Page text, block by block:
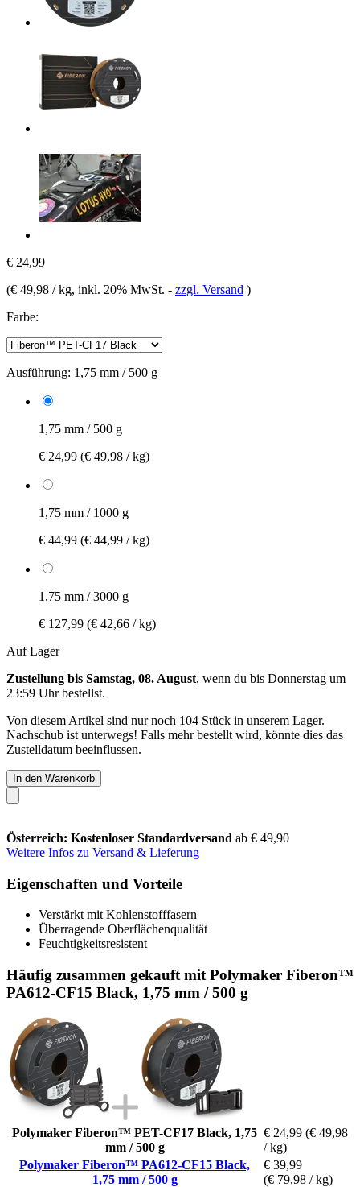
€ 24,99
(€ 49,98 / kg, inkl. 20% MwSt. - zzgl. Versand )
Farbe:
Ausführung: 1,75 mm / 500 g
1,75 mm / 500 g
€ 24,99 (€ 49,98 / kg)
1,75 mm / 1000 g
€ 44,99 (€ 44,99 / kg)
1,75 mm / 3000 g
€ 127,99 (€ 42,66 / kg)
Auf Lager
Zustellung bis Samstag, 08. August, wenn du bis Donnerstag um
23:59 Uhrbestellst.
Von diesem Artikel sind nur noch 104 Stück in unserem Lager.
Nachschub ist unterwegs! Falls mehr bestellt wird, könnte dies das
Zustelldatum beeinflussen.
In den Warenkorb
Österreich: Kostenloser Standardversand ab € 49,90
Weitere Infos zu Versand & Lieferung
Eigenschaften und Vorteile
Verstärkt mit Kohlenstofffasern
Überragende Oberflächenqualität
Feuchtigkeitsresistent
Häufig zusammen gekauft mit Polymaker Fiberon™
PA612-CF15 Black, 1,75 mm / 500 g
Polymaker Fiberon™ PET-CF17 Black, 1,75
mm / 500 g
€ 24,99 (€ 49,98
/ kg)
Polymaker Fiberon™ PA612-CF15 Black,
1,75 mm / 500 g
€ 39,99
(€ 79,98 / kg)